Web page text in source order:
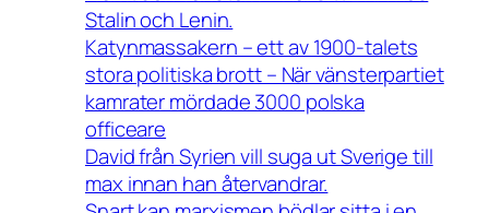
Stalin och Lenin.
Katynmassakern – ett av 1900-talets
stora politiska brott – När vänsterpartiet
kamrater mördade 3000 polska
officeare
David från Syrien vill suga ut Sverige till
max innan han återvandrar.